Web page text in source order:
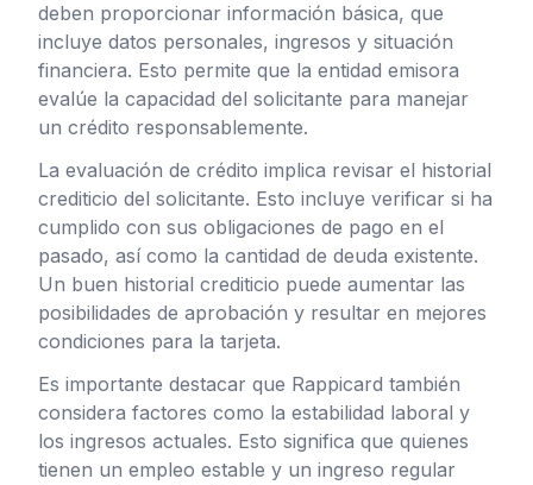
deben proporcionar información básica, que
incluye datos personales, ingresos y situación
financiera. Esto permite que la entidad emisora
evalúe la capacidad del solicitante para manejar
un crédito responsablemente.
La evaluación de crédito implica revisar el historial
crediticio del solicitante. Esto incluye verificar si ha
cumplido con sus obligaciones de pago en el
pasado, así como la cantidad de deuda existente.
Un buen historial crediticio puede aumentar las
posibilidades de aprobación y resultar en mejores
condiciones para la tarjeta.
Es importante destacar que Rappicard también
considera factores como la estabilidad laboral y
los ingresos actuales. Esto significa que quienes
tienen un empleo estable y un ingreso regular